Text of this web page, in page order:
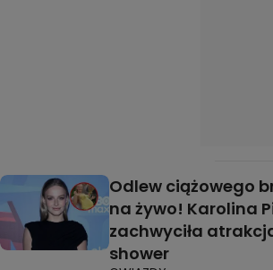
Odlew ciążowego
na żywo! Karolina
zachwyciła
shower